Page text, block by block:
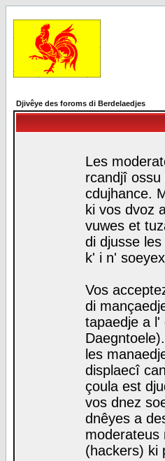
Djivêye des foroms di Berdelaedjes
Les
rcandjî
cdujhance.
ki vos dvoz
vuwes et
di djusse
k' i n'
Vos
di
tapaedje a l'
les
displaecî
çoula est
vos dnez
dnêyes a
moderateus
(hackers) ki